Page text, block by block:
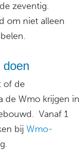
zeventig.
om niet alleen
of de
de Wmo krijgen in
Vanaf 1
bij Wmo-